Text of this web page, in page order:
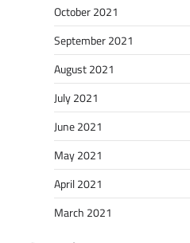
October 2021
September 2021
August 2021
July 2021
June 2021
May 2021
April 2021
March 2021